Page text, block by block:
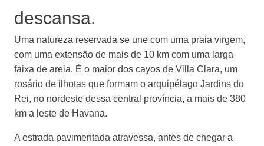
descansa.
Uma natureza reservada se une com uma praia virgem,
com uma extensão de mais de 10 km com uma larga
faixa de areia. É o maior dos cayos de Villa Clara, um
rosário de ilhotas que formam o arquipélago Jardins do
Rei, no nordeste dessa central província, a mais de 380
km a leste de Havana.
A estrada pavimentada atravessa, antes de chegar a